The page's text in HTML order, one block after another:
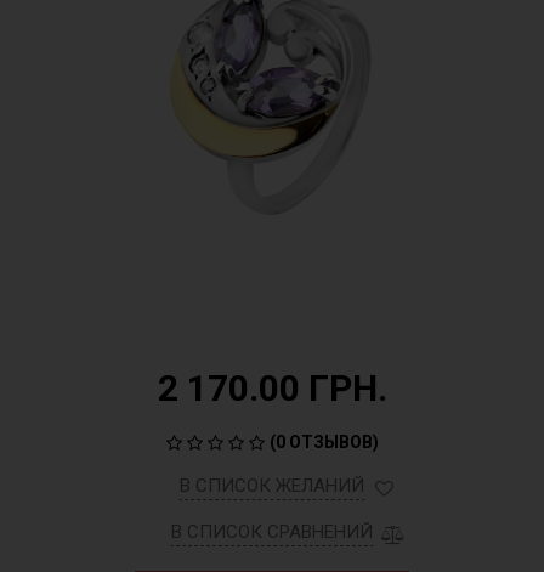
2 170.00 ГРН.
(0 ОТЗЫВОВ)
В СПИСОК ЖЕЛАНИЙ
В СПИСОК СРАВНЕНИЙ